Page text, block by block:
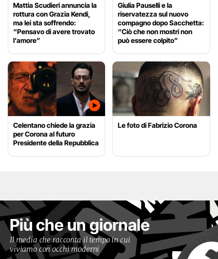
Mattia Scudieri annuncia la
rottura con Grazia Kendi,
ma lei sta soffrendo:
“Pensavo di avere trovato
l’amore”
Giulia Pauselli e la
riservatezza sul nuovo
compagno dopo Sacchetta:
“Ciò che non mostri non
può essere colpito”
Celentano chiede la grazia
per Corona al futuro
Presidente della Repubblica
Le foto di Fabrizio Corona
Più che un giornale
Il media che racconta il tempo in cui
viviamo con occhi moderni